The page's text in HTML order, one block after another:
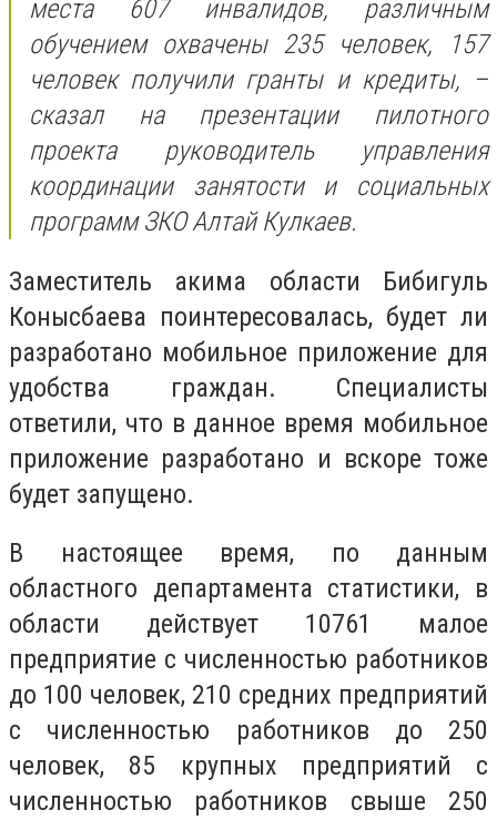
места 607 инвалидов, различным
обучением охвачены 235 человек, 157
человек получили гранты и кредиты, –
сказал на презентации пилотного
проекта руководитель управления
координации занятости и социальных
программ ЗКО Алтай Кулкаев.
Заместитель акима области Бибигуль
Конысбаева поинтересовалась, будет ли
разработано мобильное приложение для
удобства граждан. Специалисты
ответили, что в данное время мобильное
приложение разработано и вскоре тоже
будет запущено.
В настоящее время, по данным
областного департамента статистики, в
области действует 10761 малое
предприятие с численностью работников
до 100 человек, 210 средних предприятий
с численностью работников до 250
человек, 85 крупных предприятий с
численностью работников свыше 250